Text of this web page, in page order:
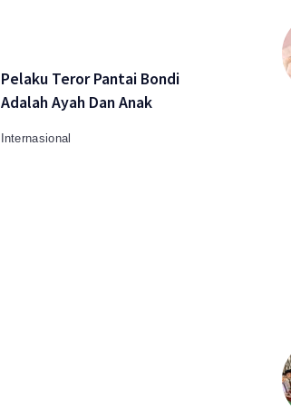
Pelaku Teror Pantai Bondi
Adalah Ayah Dan Anak
Internasional